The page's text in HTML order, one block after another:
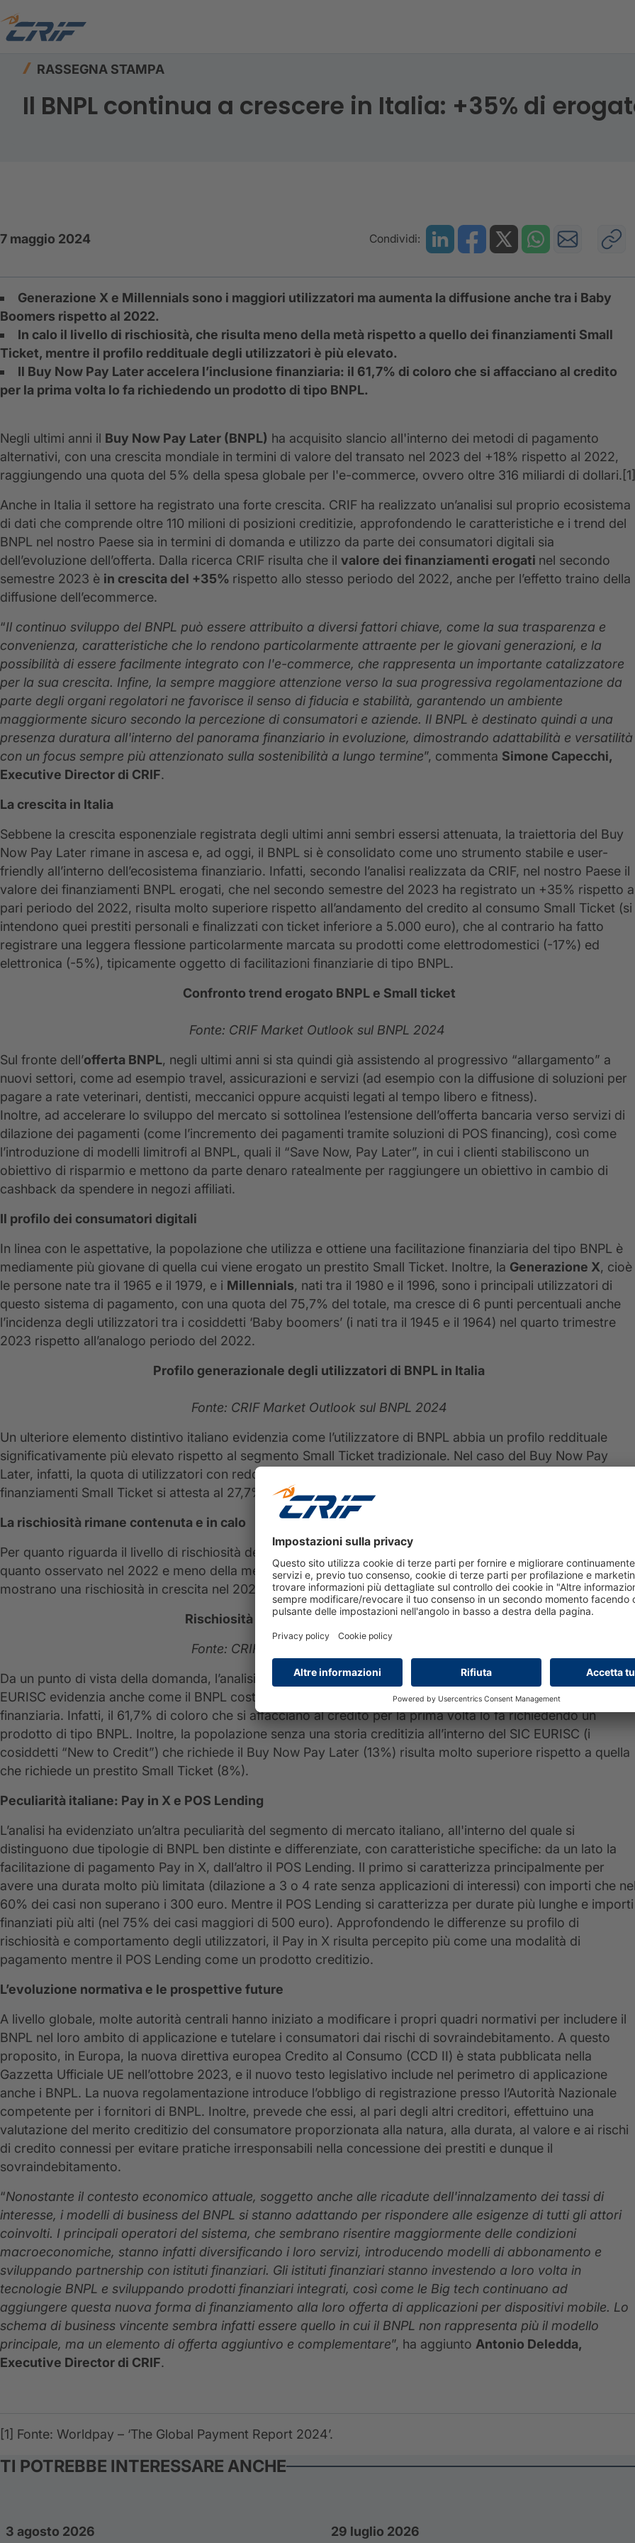
Home
RASSEGNA STAMPA
Il BNPL continua a crescere in Italia: +35% di
7 maggio 2024 Condividi:
Generazione X e Millennials sono i maggiori utilizzatori ma aumenta la diffusione anche tra i Baby
Boomers rispetto al 2022.
In calo il livello di rischiosità, che risulta meno della metà rispetto a quello dei finanziamenti Small
Ticket, mentre il profilo reddituale degli utilizzatori è più elevato.
Il Buy Now Pay Later accelera l’inclusione finanziaria: il 61,7% di coloro che si affacciano al credito
per la prima volta lo fa richiedendo un prodotto di tipo BNPL.
Negli ultimi anni il Buy Now Pay Later (BNPL) ha acquisito slancio all'interno dei metodi di pagamento
alternativi, con una crescita mondiale in termini di valore del transato nel 2023 del +18% rispetto al 2022,
raggiungendo una quota del 5% della spesa globale per l'e-commerce, ovvero oltre 316 miliardi di dollari. [1]
Anche in Italia il settore ha registrato una forte crescita. CRIF ha realizzato un’analisi sul proprio ecosistema
di dati che comprende oltre 110 milioni di posizioni creditizie, approfondendo le caratteristiche e i trend del
BNPL nel nostro Paese sia in termini di domanda e utilizzo da parte dei consumatori digitali sia
dell’evoluzione dell’offerta. Dalla ricerca CRIF risulta che il valore dei finanziamenti erogati nel secondo
semestre 2023 è in crescita del +35% rispetto allo stesso periodo del 2022, anche per l’effetto traino della
diffusione dell’ecommerce.
“Il continuo sviluppo del BNPL può essere attribuito a diversi fattori chiave, come la sua trasparenza e
convenienza, caratteristiche che lo rendono particolarmente attraente per le giovani generazioni, e la
possibilità di essere facilmente integrato con l'e-commerce, che rappresenta un importante catalizzatore
per la sua crescita. Infine, la sempre maggiore attenzione verso la sua progressiva regolamentazione da
parte degli organi regolatori ne favorisce il senso di fiducia e stabilità, garantendo un ambiente
maggiormente sicuro secondo la percezione di consumatori e aziende. Il BNPL è destinato quindi a una
presenza duratura all'interno del panorama finanziario in evoluzione, dimostrando adattabilità e versatilità
con un focus sempre più attenzionato sulla sostenibilità a lungo termine”, commenta Simone Capecchi,
Executive Director di CRIF.
La crescita in Italia
Sebbene la crescita esponenziale registrata degli ultimi anni sembri essersi attenuata, la traiettoria del Buy
Now Pay Later rimane in ascesa e, ad oggi, il BNPL si è consolidato come uno strumento stabile e user-
friendly all’interno dell’ecosistema finanziario. Infatti, secondo l’analisi realizzata da CRIF, nel nostro Paese il
valore dei finanziamenti BNPL erogati, che nel secondo semestre del 2023 ha registrato un +35% rispetto
pari periodo del 2022, risulta molto superiore rispetto all’andamento del credito al consumo Small Ticket (si
intendono quei prestiti personali e finalizzati con ticket inferiore a 5.000 euro), che al contrario ha fatto
registrare una leggera flessione particolarmente marcata su prodotti come elettrodomestici (-17%) ed
elettronica (-5%), tipicamente oggetto di facilitazioni finanziarie di tipo BNPL.
Confronto trend erogato BNPL e Small ticket
Fonte: CRIF Market Outlook sul BNPL 2024
Sul fronte dell’offerta BNPL, negli ultimi anni si sta quindi già assistendo al progressivo “allargamento” a
nuovi settori, come ad esempio travel, assicurazioni e servizi (ad esempio con la diffusione di soluzioni per
pagare a rate veterinari, dentisti, meccanici oppure acquisti legati al tempo libero e fitness).
Inoltre, ad accelerare lo sviluppo del mercato si sottolinea l’estensione dell’offerta bancaria verso servizi di
dilazione dei pagamenti (come l’incremento dei pagamenti tramite soluzioni di POS financing), così come
l’introduzione di modelli limitrofi al BNPL, quali il “Save Now, Pay Later”, in cui i clienti stabiliscono un
obiettivo di risparmio e mettono da parte denaro ratealmente per raggiungere un obiettivo in cambio di
cashback da spendere in negozi affiliati.
Il profilo dei consumatori digitali
In linea con le aspettative, la popolazione che utilizza e ottiene una facilitazione finanziaria del tipo BNPL è
mediamente più giovane di quella cui viene erogato un prestito Small Ticket. Inoltre, la Generazione X, cioè
le persone nate tra il 1965 e il 1979, e i Millennials, nati tra il 1980 e il 1996, sono i principali utilizzatori di
questo sistema di pagamento, con una quota del 75,7% del totale, ma cresce di 6 punti percentuali anche
l’incidenza degli utilizzatori tra i cosiddetti ‘Baby boomers’ (i nati tra il 1945 e il 1964) nel quarto trimestre
2023 rispetto all’analogo periodo del 2022.
Profilo generazionale degli utilizzatori di BNPL in Italia
Fonte: CRIF Market Outlook sul BNPL 2024
Un ulteriore elemento distintivo italiano evidenzia come l’utilizzatore di BNPL abbia un profilo reddituale
significativamente più elevato rispetto al segmento Small Ticket tradizionale. Nel caso del Buy Now Pay
Later, infatti, la quota di utilizzatori con reddito superiore a 1600€ è intorno al 40% mentre per i
finanziamenti Small Ticket si attesta al 27,7%.
La rischiosità rimane contenuta e in calo
Per quanto riguarda il livello di rischiosità dei clienti, si rileva come essa per il BNPL sia in calo rispetto a
quanto osservato nel 2022 e meno della metà dei finanziamenti Small Ticket, che peraltro al contrario
mostrano una rischiosità in crescita nel 2023.
Rischiosità BNPL e Small Ticket a confronto
Fonte: CRIF Market Outlook sul BNPL 2024
Da un punto di vista della domanda, l’analisi CRIF sul patrimonio del Sistema di Informazioni Creditizie
EURISC evidenzia anche come il BNPL costituisca sul mercato italiano un acceleratore dell’inclusione
finanziaria. Infatti, il 61,7% di coloro che si affacciano al credito per la prima volta lo fa richiedendo un
prodotto di tipo BNPL. Inoltre, la popolazione senza una storia creditizia all’interno del SIC EURISC (i
cosiddetti “New to Credit”) che richiede il Buy Now Pay Later (13%) risulta molto superiore rispetto a quella
che richiede un prestito Small Ticket (8%).
Peculiarità italiane: Pay in X e POS Lending
L’analisi ha evidenziato un’altra peculiarità del segmento di mercato italiano, all'interno del quale si
distinguono due tipologie di BNPL ben distinte e differenziate, con caratteristiche specifiche: da un lato la
facilitazione di pagamento Pay in X, dall’altro il POS Lending. Il primo si caratterizza principalmente per
avere una durata molto più limitata (dilazione a 3 o 4 rate senza applicazioni di interessi) con importi che
60% dei casi non superano i 300 euro. Mentre il POS Lending si caratterizza per durate più lunghe e importi
finanziati più alti (nel 75% dei casi maggiori di 500 euro). Approfondendo le differenze su profilo di
rischiosità e comportamento degli utilizzatori, il Pay in X risulta percepito più come una modalità di
pagamento mentre il POS Lending come un prodotto creditizio.
L’evoluzione normativa e le prospettive future
A livello globale, molte autorità centrali hanno iniziato a modificare i propri quadri normativi per includere il
BNPL nel loro ambito di applicazione e tutelare i consumatori dai rischi di sovraindebitamento. A questo
proposito, in Europa, la nuova direttiva europea Credito al Consumo (CCD II) è stata pubblicata nella
Gazzetta Ufficiale UE nell’ottobre 2023, e il nuovo testo legislativo include nel perimetro di applicazione
anche i BNPL. La nuova regolamentazione introduce l’obbligo di registrazione presso l’Autorità Nazionale
competente per i fornitori di BNPL. Inoltre, prevede che essi, al pari degli altri creditori, effettuino una
valutazione del merito creditizio del consumatore proporzionata alla natura, alla durata, al valore e ai rischi
di credito connessi per evitare pratiche irresponsabili nella concessione dei prestiti e dunque il
sovraindebitamento.
“Nonostante il contesto economico attuale, soggetto anche alle ricadute dell'innalzamento dei tassi di
interesse, i modelli di business del BNPL si stanno adattando per rispondere alle esigenze di tutti gli attori
coinvolti. I principali operatori del sistema, che sembrano risentire maggiormente delle condizioni
macroeconomiche, stanno infatti diversificando i loro servizi, introducendo modelli di abbonamento e
sviluppando partnership con istituti finanziari. Gli istituti finanziari stanno investendo a loro volta in
tecnologie BNPL e sviluppando prodotti finanziari integrati, così come le Big tech continuano ad
aggiungere questa nuova forma di finanziamento alla loro offerta di applicazioni per dispositivi mobile. Lo
schema di business vincente sembra infatti essere quello in cui il BNPL non rappresenta più il modello
principale, ma un elemento di offerta aggiuntivo e complementare”, ha aggiunto Antonio Deledda,
Executive Director di CRIF.
[1] Fonte: Worldpay – ‘The Global Payment Report 2024’.
TI POTREBBE INTERESSARE ANCHE
3 agosto 2026 29 luglio 2026